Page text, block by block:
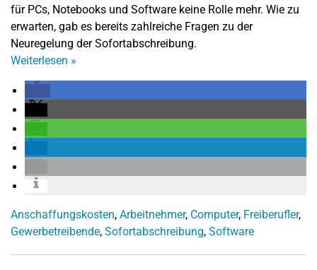
für PCs, Notebooks und Software keine Rolle mehr. Wie zu
erwarten, gab es bereits zahlreiche Fragen zu der
Neuregelung der Sofortabschreibung.
Weiterlesen »
Anschaffungskosten, Arbeitnehmer, Computer, Freiberufler,
Gewerbetreibende, Sofortabschreibung, Software